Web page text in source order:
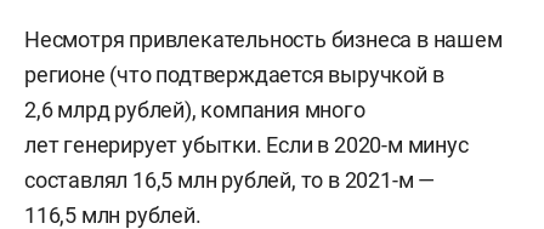
Несмотря привлекательность бизнеса в нашем
регионе (что подтверждается выручкой в
2,6 млрд рублей), компания много
лет генерирует убытки. Если в 2020-м минус
составлял 16,5 млн рублей, то в 2021-м —
116,5 млн рублей.